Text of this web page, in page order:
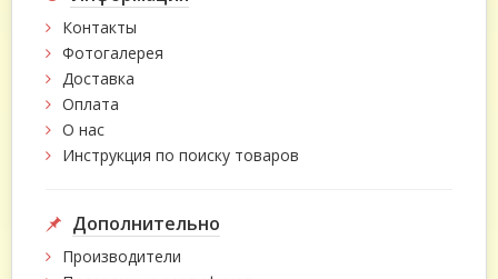
Контакты
Фотогалерея
Доставка
Оплата
О нас
Инструкция по поиску товаров
Дополнительно
Производители